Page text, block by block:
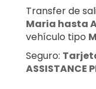
Transfer de
Maria hasta
vehículo tipo
Seguro:
ASSISTANCE